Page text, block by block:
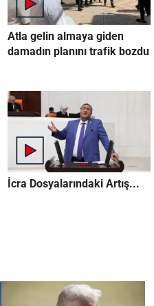
Atla gelin almaya giden
damadın planını trafik bozdu
İcra Dosyalarındaki Artış...